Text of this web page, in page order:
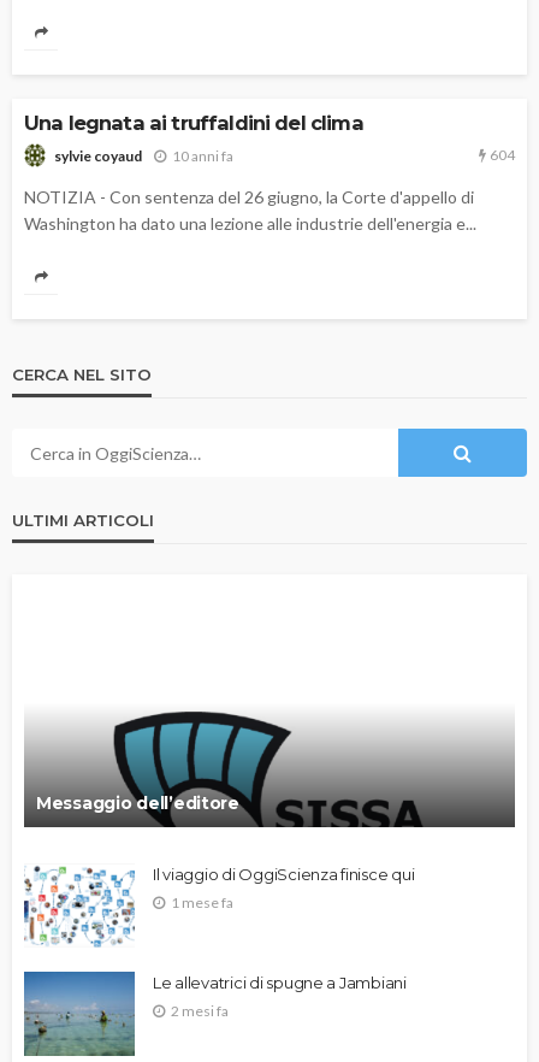
Una legnata ai truffaldini del clima
sylvie coyaud 10 anni fa 604
NOTIZIA - Con sentenza del 26 giugno, la Corte d'appello di
Washington ha dato una lezione alle industrie dell'energia e...
CERCA NEL SITO
ULTIMI ARTICOLI
Messaggio dell’editore
Il viaggio di OggiScienza finisce qui
1 mese fa
Le allevatrici di spugne a Jambiani
2 mesi fa